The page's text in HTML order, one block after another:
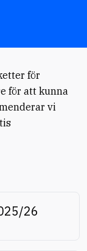
för
för att kunna
vi
26